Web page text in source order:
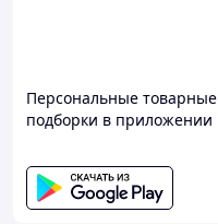
Персональные товарные
подборки в приложении